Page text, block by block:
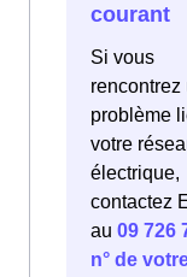
courant
Si vous
rencontrez
problème
votre
électrique,
contactez
au 09 726
n° de